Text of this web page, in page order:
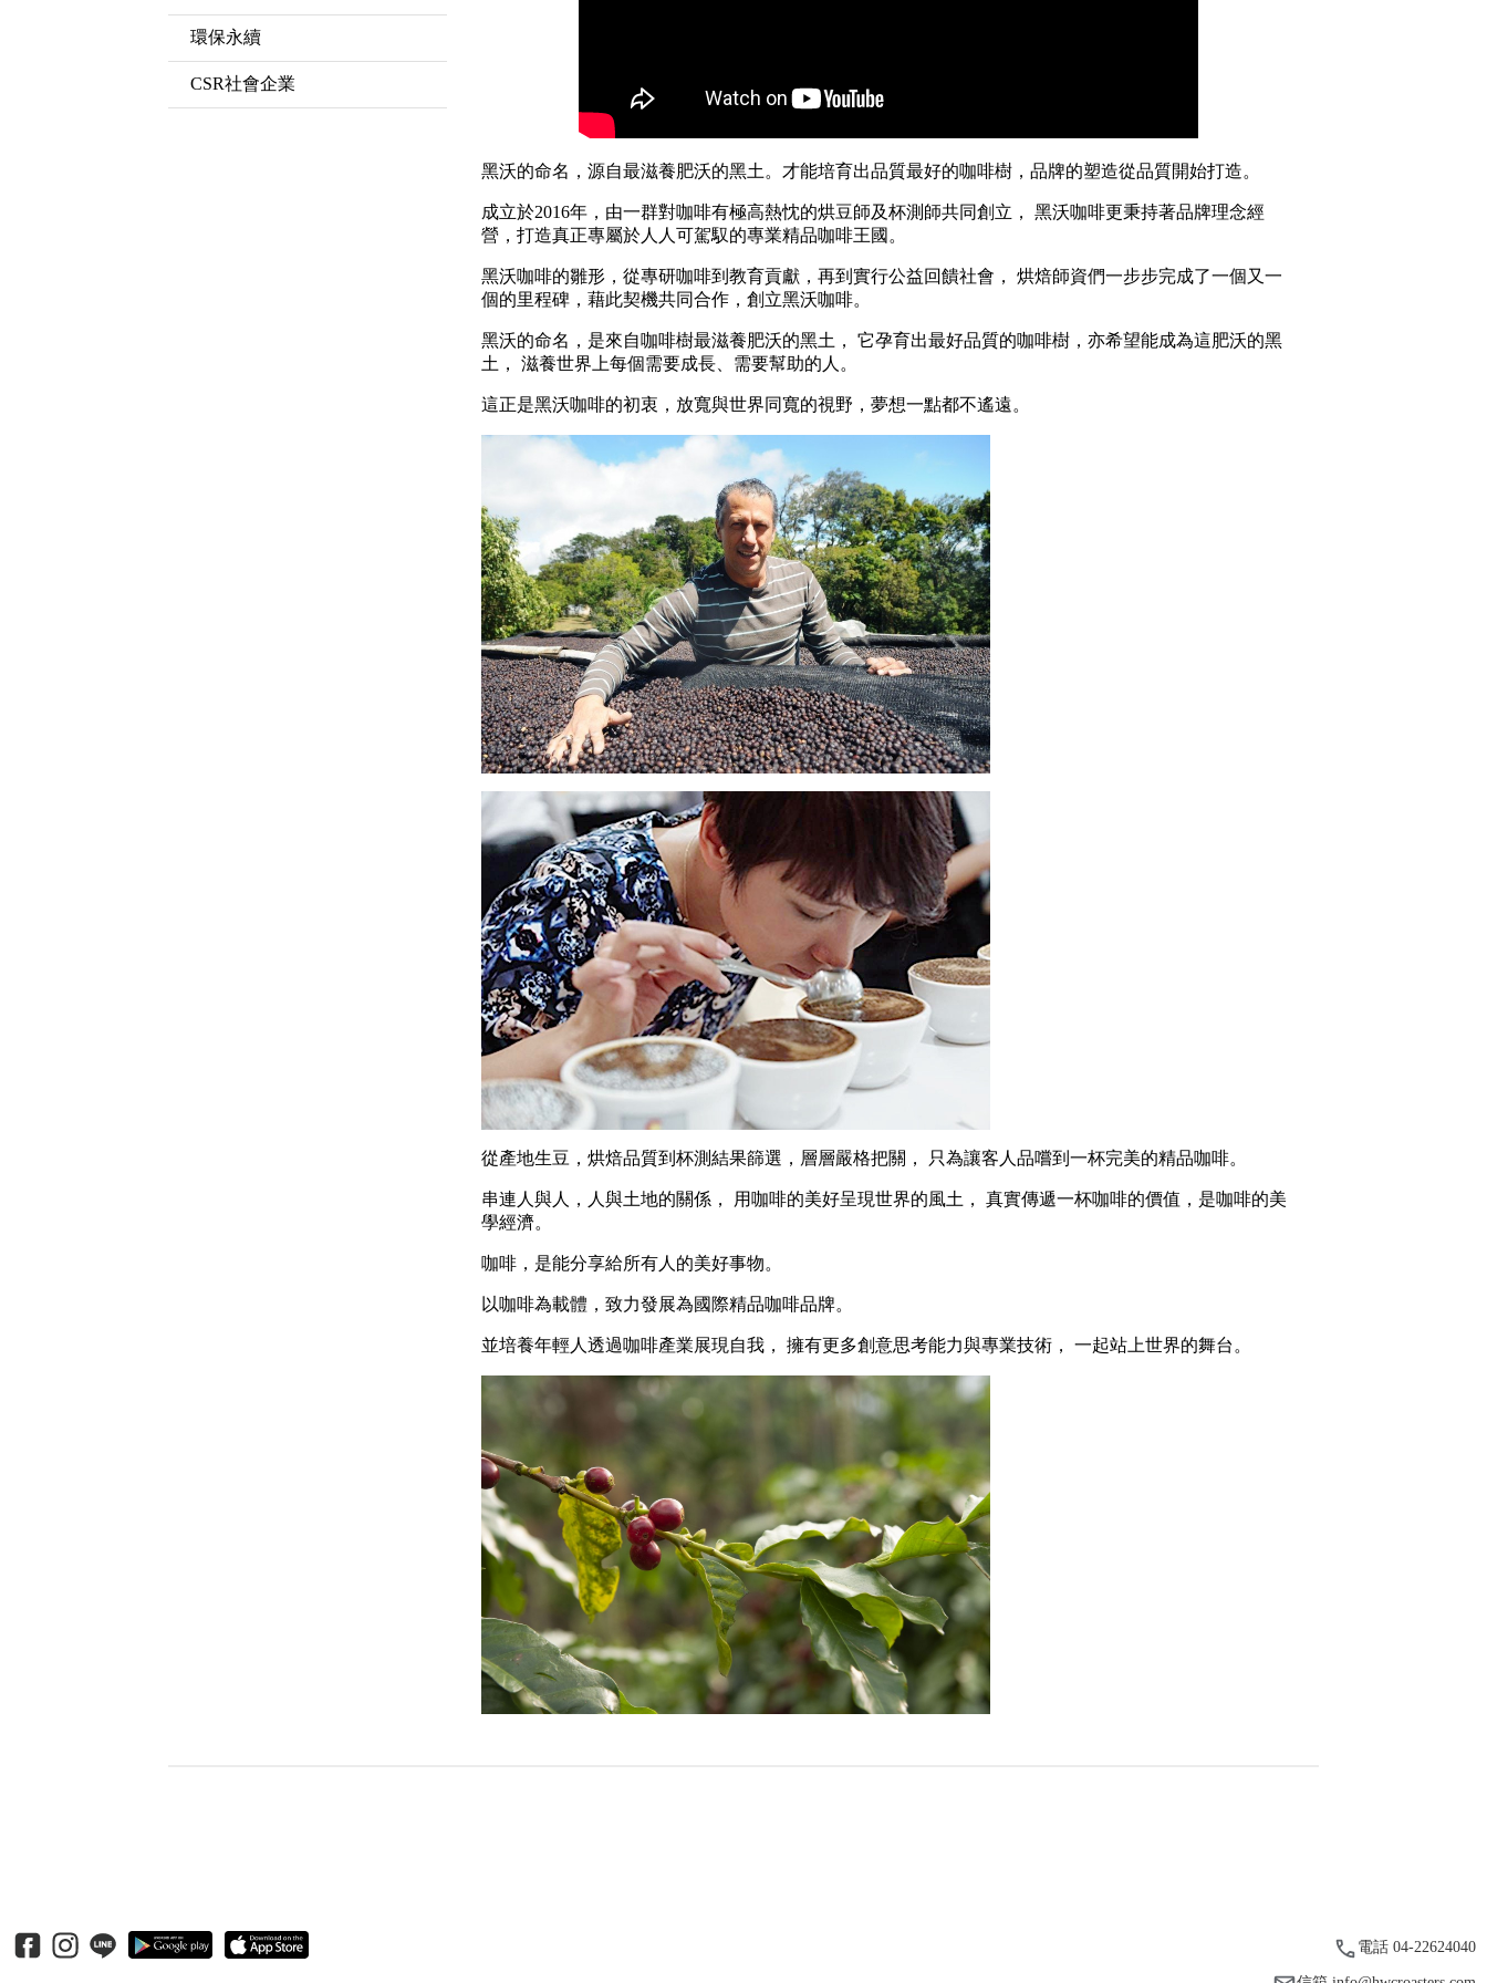
環保永續
CSR社會企業
黑沃的命名，源自最滋養肥沃的黑土。才能培育出品質最好的咖啡樹，品牌的塑造從品質開始打造。
成立於2016年，由一群對咖啡有極高熱忱的烘豆師及杯測師共同創立， 黑沃咖啡更秉持著品牌理念經
營，打造真正專屬於人人可駕馭的專業精品咖啡王國。
黑沃咖啡的雛形，從專研咖啡到教育貢獻，再到實行公益回饋社會， 烘焙師資們一步步完成了一個又一
個的里程碑，藉此契機共同合作，創立黑沃咖啡。
黑沃的命名，是來自咖啡樹最滋養肥沃的黑土， 它孕育出最好品質的咖啡樹，亦希望能成為這肥沃的黑
土， 滋養世界上每個需要成長、需要幫助的人。
這正是黑沃咖啡的初衷，放寬與世界同寬的視野，夢想一點都不遙遠。
從產地生豆，烘焙品質到杯測結果篩選，層層嚴格把關， 只為讓客人品嚐到一杯完美的精品咖啡。
串連人與人，人與土地的關係， 用咖啡的美好呈現世界的風土， 真實傳遞一杯咖啡的價值，是咖啡的美
學經濟。
咖啡，是能分享給所有人的美好事物。
以咖啡為載體，致力發展為國際精品咖啡品牌。
並培養年輕人透過咖啡產業展現自我， 擁有更多創意思考能力與專業技術， 一起站上世界的舞台。
電話 04-22624040